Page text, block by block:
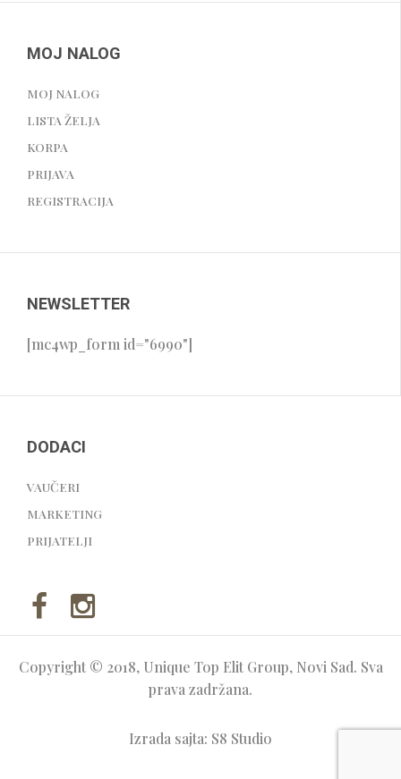
MOJ NALOG
MOJ NALOG
LISTA ŽELJA
KORPA
PRIJAVA
REGISTRACIJA
NEWSLETTER
[mc4wp_form id="6990"]
DODACI
VAUČERI
MARKETING
PRIJATELJI
Copyright © 2018, Unique Top Elit Group, Novi Sad. Sva
prava zadržana.
Izrada sajta: S8 Studio